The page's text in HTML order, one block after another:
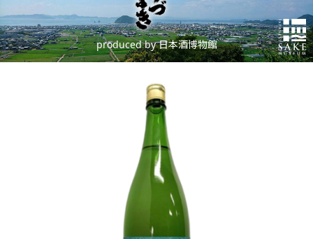
produced by 日本酒博物館